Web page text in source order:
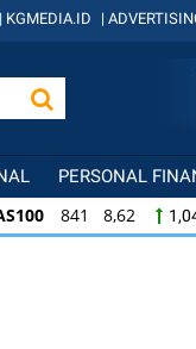
| KGMEDIA.ID |
PERSONAL
841 8,62
638 7,02 1,11%